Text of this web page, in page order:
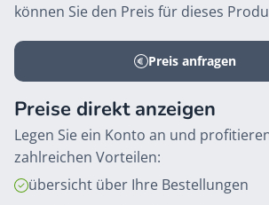
können Sie den Preis für dieses
Preis anfragen
Preise direkt anzeigen
Legen Sie ein Konto an und
zahlreichen Vorteilen:
übersicht über Ihre Bestellungen